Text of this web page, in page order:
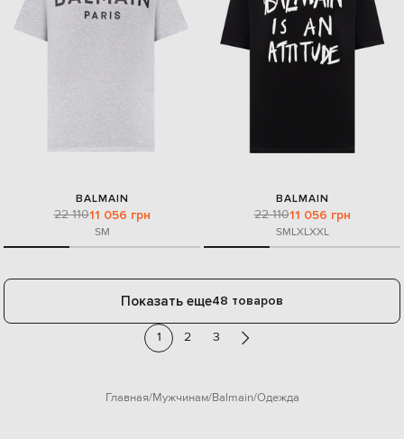
BALMAIN
22 11011 056 грн
SM
BALMAIN
22 11011 056 грн
SMLXLXXL
Показать еще48 товаров
1 2 3
Главная Мужчинам Balmain Одежда